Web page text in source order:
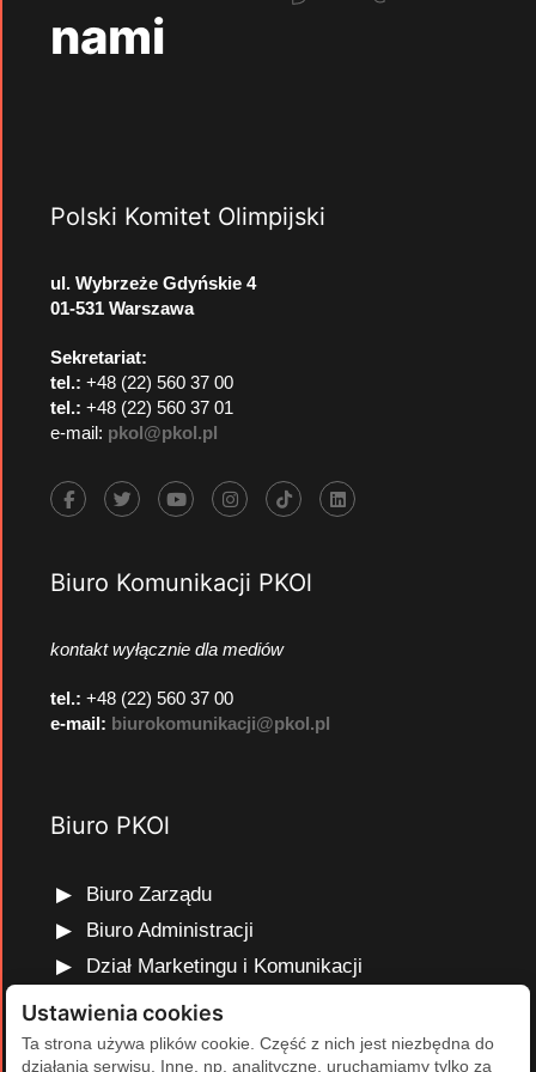
nami
Polski Komitet Olimpijski
ul. Wybrzeże Gdyńskie 4
01-531 Warszawa
Sekretariat:
tel.: +48 (22) 560 37 00
tel.: +48 (22) 560 37 01
e-mail: pkol@pkol.pl
Biuro Komunikacji PKOl
kontakt wyłącznie dla mediów
tel.: +48 (22) 560 37 00
e-mail: biurokomunikacji@pkol.pl
Biuro PKOl
Biuro Zarządu
Biuro Administracji
Dział Marketingu i Komunikacji
Dział Edukacji Olimpijskiej
Dział Finansów i Kadr
Ustawienia cookies
Ta strona używa plików cookie. Część z nich jest niezbędna do
działania serwisu. Inne, np. analityczne, uruchamiamy tylko za